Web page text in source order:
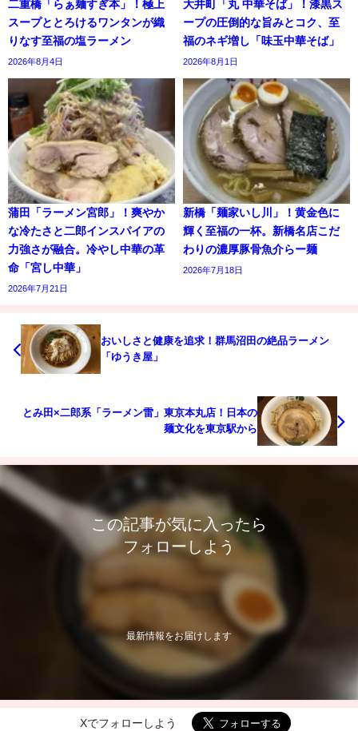
二重橋「らぁ麺すぎ本」！極上
スープととろけるワンタンが織
りなす至福の塩ラーメン
2026年8月4日
大井町「丸 中華そば」！漆黒ス
ープの圧倒的な旨みとコク、至
福のネギ増し「味玉中華そば」
2026年8月1日
蒲田「ラーメン宮郎」！爽やか
な冷たさと二郎インスパイアの
力強さが融合。冷やし中華の革
命「宮し中華」
2026年7月21日
新橋「麺家いし川」！黄金色に
輝く至福の一杯。新橋名店こだ
わりの濃厚豚骨魚介らー麺
2026年7月18日
おいしさと健康を追求！群馬沼田の絶品ラーメン
「ゆうき屋」
とみ田×二郎系「ラーメン雷」東京本丸店！日本の
麺文化を東京駅から
この記事が気に入ったら
フォローしよう
最新情報をお届けします
Xでフォローしよう